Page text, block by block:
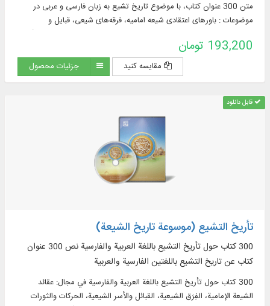
متن 300 عنوان کتاب، با موضوع تاريخ تشيع به زبان فارسی و عربی در
موضوعات : باورهای اعتقادی شیعه امامیه، فرقه‌های شیعی، قبایل و
تمدن شیعی، پراکندگی جغرافیایی شیعیان و ...
193,200 تومان
مقایسه کنید جزئیات محصول
قابل دانلود
تأريخ التشيع (موسوعة تاريخ الشيعة)
300 کتاب حول تأريخ التشيع باللغة العربية والفارسية نص 300 عنوان
كتاب عن تاريخ التشيع باللغتين الفارسية والعربية
300 کتاب حول تأريخ التشيع باللغة العربية والفارسية في مجال: عقائد
الشیعة الإمامية، الفِرَق الشيعية، القبائل والأسر الشيعية، الحركات والثورات